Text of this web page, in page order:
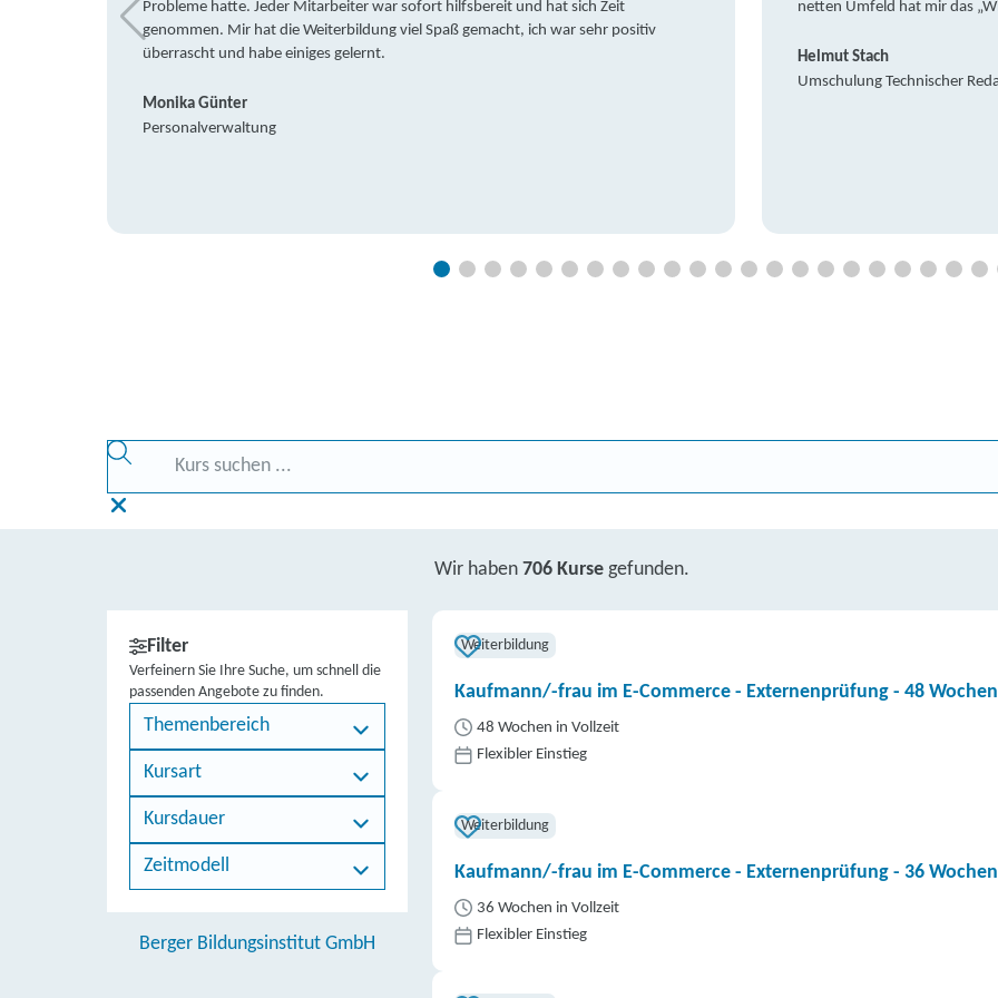
Probleme hatte. Jeder Mitarbeiter war sofort hilfsbereit und hat sich Zeit
genommen. Mir hat die Weiterbildung viel Spaß gemacht, ich war sehr positiv
überrascht und habe einiges gelernt.
Monika Günter
Personalverwaltung
netten Umfeld hat mir das
Helmut Stach
Umschulung Technischer
Wir haben 706 Kurse gefunden.
Filter
Verfeinern Sie Ihre Suche, um schnell die
passenden Angebote zu finden.
Themenbereich
Kursart
Kursdauer
Zeitmodell
Berger Bildungsinstitut GmbH
Weiterbildung
Kaufmann/-frau im E-Commerce - Externenprüfung - 48 Wochen
48 Wochen in Vollzeit
Flexibler Einstieg
Weiterbildung
Kaufmann/-frau im E-Commerce - Externenprüfung - 36 Wochen
36 Wochen in Vollzeit
Flexibler Einstieg